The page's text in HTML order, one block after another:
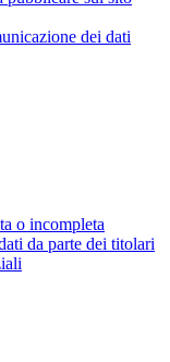
dei dati
o incompleta
da parte dei titolari